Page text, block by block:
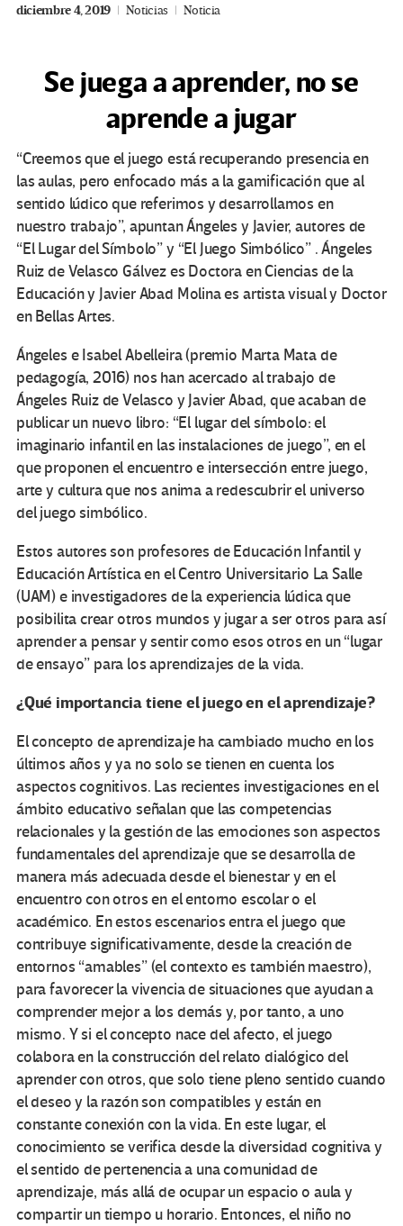
diciembre 4, 2019 Noticias Noticia
Se juega a aprender, no se
aprende a jugar
“Creemos que el juego está recuperando presencia en
las aulas, pero enfocado más a la gamificación que al
sentido lúdico que referimos y desarrollamos en
nuestro trabajo”, apuntan Ángeles y Javier, autores de
“El Lugar del Símbolo” y “El Juego Simbólico” . Ángeles
Ruiz de Velasco Gálvez es Doctora en Ciencias de la
Educación y Javier Abad Molina es artista visual y Doctor
en Bellas Artes.
Ángeles e Isabel Abelleira (premio Marta Mata de
pedagogía, 2016) nos han acercado al trabajo de
Ángeles Ruiz de Velasco y Javier Abad, que acaban de
publicar un nuevo libro: “El lugar del símbolo: el
imaginario infantil en las instalaciones de juego”, en el
que proponen el encuentro e intersección entre juego,
arte y cultura que nos anima a redescubrir el universo
del juego simbólico.
Estos autores son profesores de Educación Infantil y
Educación Artística en el Centro Universitario La Salle
(UAM) e investigadores de la experiencia lúdica que
posibilita crear otros mundos y jugar a ser otros para así
aprender a pensar y sentir como esos otros en un “lugar
de ensayo” para los aprendizajes de la vida.
¿Qué importancia tiene el juego en el aprendizaje?
El concepto de aprendizaje ha cambiado mucho en los
últimos años y ya no solo se tienen en cuenta los
aspectos cognitivos. Las recientes investigaciones en el
ámbito educativo señalan que las competencias
relacionales y la gestión de las emociones son aspectos
fundamentales del aprendizaje que se desarrolla de
manera más adecuada desde el bienestar y en el
encuentro con otros en el entorno escolar o el
académico. En estos escenarios entra el juego que
contribuye significativamente, desde la creación de
entornos “amables” (el contexto es también maestro),
para favorecer la vivencia de situaciones que ayudan a
comprender mejor a los demás y, por tanto, a uno
mismo. Y si el concepto nace del afecto, el juego
colabora en la construcción del relato dialógico del
aprender con otros, que solo tiene pleno sentido cuando
el deseo y la razón son compatibles y están en
constante conexión con la vida. En este lugar, el
conocimiento se verifica desde la diversidad cognitiva y
el sentido de pertenencia a una comunidad de
aprendizaje, más allá de ocupar un espacio o aula y
compartir un tiempo u horario. Entonces, el niño no